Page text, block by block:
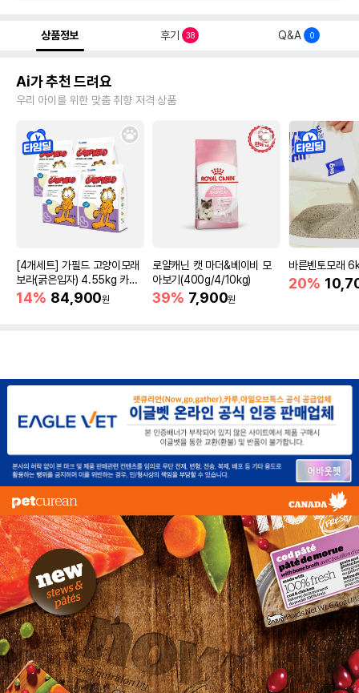
상품정보 후기 38 Q&A 0
Ai가 추천 드려요
우리 아이를 위한 맞춤 취향 저격 상품
[4개세트] 가필드 고양이모래
보라(굵은입자) 4.55kg 카사
바모래
14% 84,900원
로얄캐닌 캣 마더&베이비 모
아보기(400g/4/10kg)
39% 7,900원
바른벤토모래
20%